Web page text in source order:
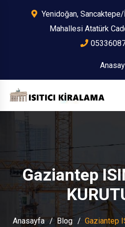
Yenidoğan,
Mahallesi Atatürk
Gaziantep
Anasayfa Blog Gaziantep